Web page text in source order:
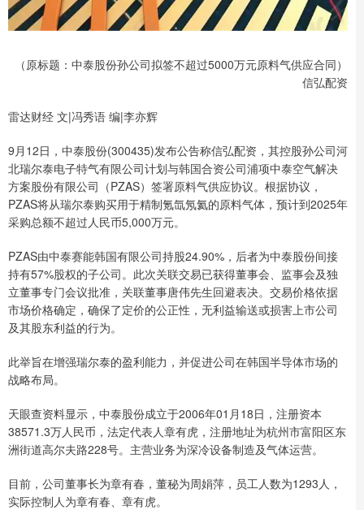
（原标题：中泰股份孙公司拟签不超过5000万元原料气供应合同）
信弘配资
雷达财经 文|冯秀语 编|李亦辉
9月12日，中泰股份(300435)发布公告称信弘配资，其控股孙公司河
北瑞尔泰电子特气有限公司计划与韩国合资公司浦项中泰空气解决
方案股份有限公司（PZAS）签署原料气供应协议。根据协议，
PZAS将从瑞尔泰购买用于精制氪氙氖氦的原料气体，预计到2025年
采购总额不超过人民币5,000万元。
PZAS由中泰赛能韩国有限公司持股24.90%，后者为中泰股份间接
持有57%股权的子公司。此次关联交易已获得董事会、监事会及独
立董事专门会议批准，关联董事唐伟先生回避表决。交易价格依据
市场价格确定，确保了定价的公正性，无利益输送或损害上市公司
及其股东利益的行为。
此举旨在增强瑞尔泰的盈利能力，并促进公司在韩国半导体市场的
战略布局。
天眼查资料显示，中泰股份成立于2006年01月18日，注册资本
38571.3万人民币，法定代表人章有虎，注册地址为杭州市富阳区东
洲街道高尔夫路228号。主营业务为深冷设备制造及气体运营。
目前，公司董事长为章有春，董秘为周娟萍，员工人数为1293人，
实际控制人为章有春、章有虎。